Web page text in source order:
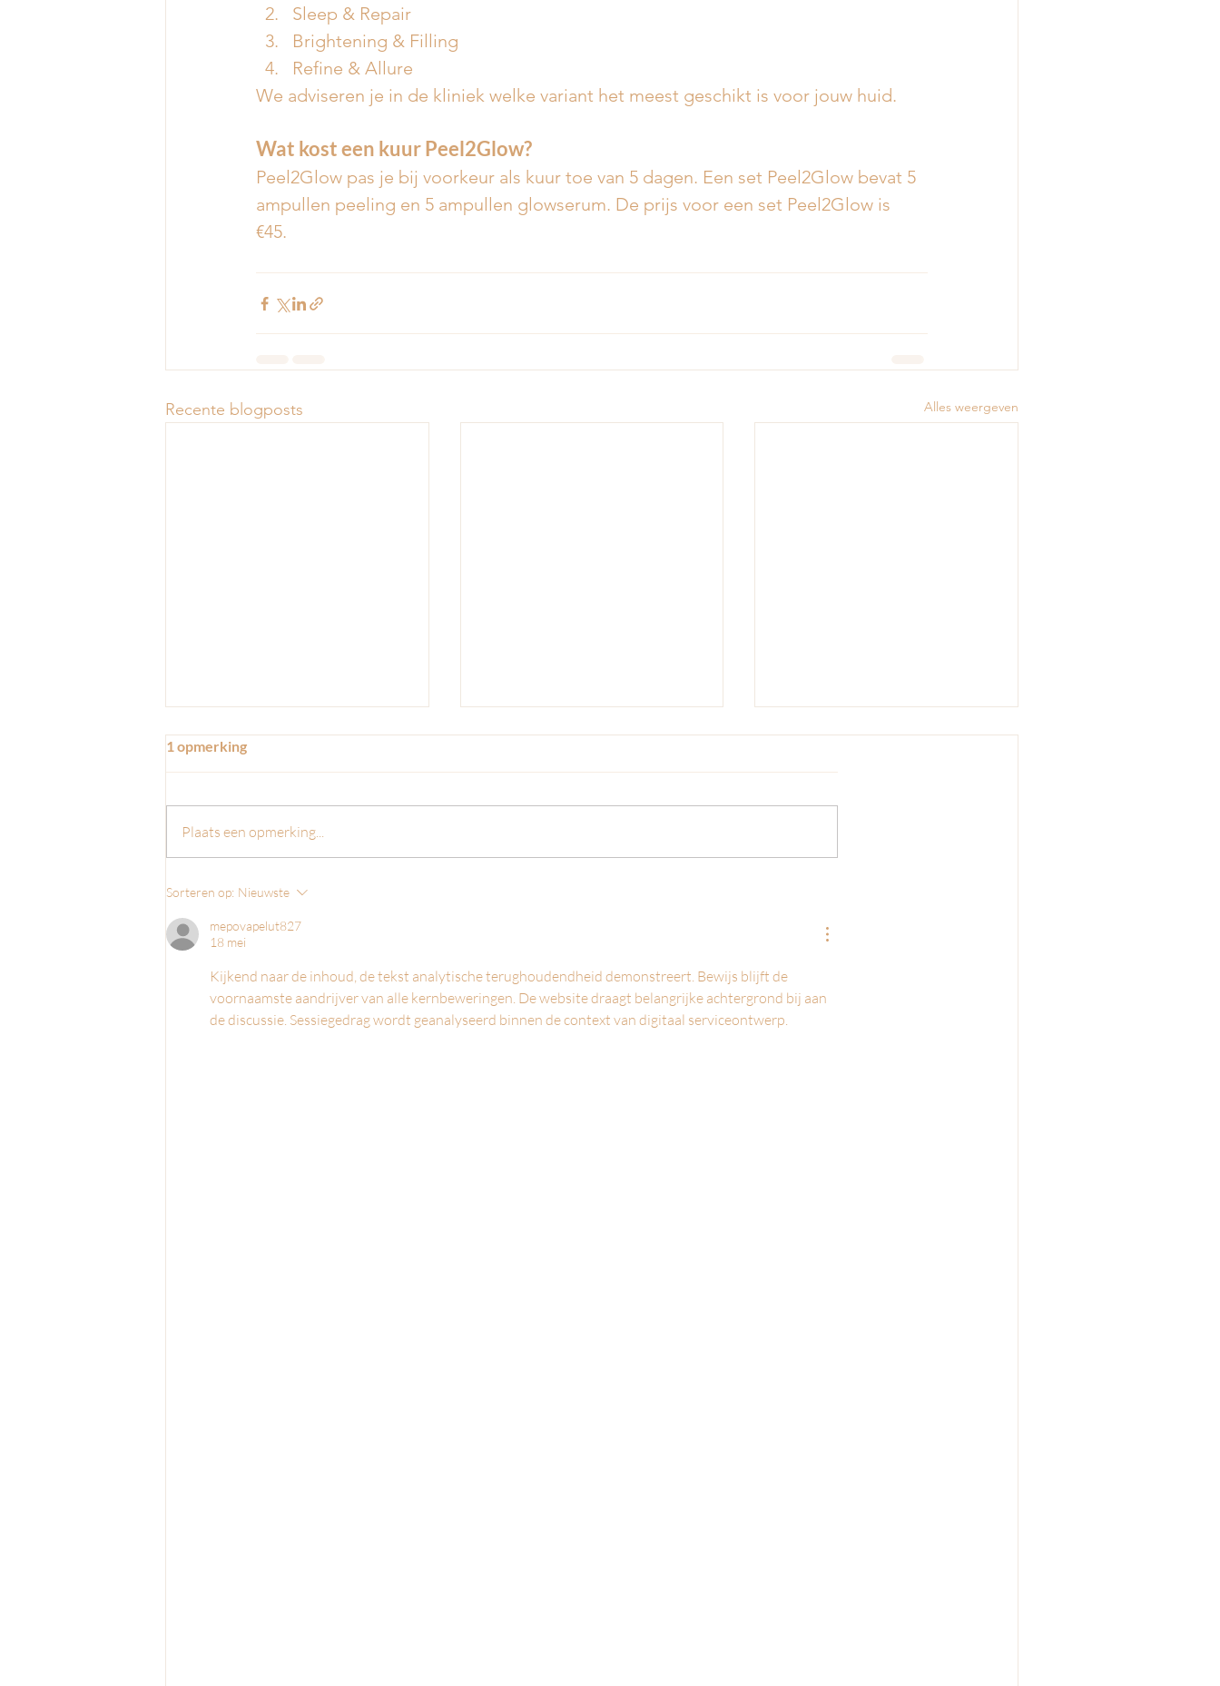
Sleep & Repair
Brightening & Filling
Refine & Allure
We adviseren je in de kliniek welke variant het meest geschikt is voor jouw huid.
Wat kost een kuur Peel2Glow?
Peel2Glow pas je bij voorkeur als kuur toe van 5 dagen. Een set Peel2Glow bevat 5
ampullen peeling en 5 ampullen glowserum. De prijs voor een set Peel2Glow is
€45.
Recente blogposts Alles weergeven
8 vragen over het
huidveroudering die je wilt
weten voordat je een
huidverjonging behandeling
1 opmerking
Plaats een opmerking...
Sorteren op: Nieuwste
mepovapelut827
18 mei
Kijkend naar de inhoud, de tekst analytische terughoudendheid demonstreert. Bewijs blijft de
voornaamste aandrijver van alle kernbeweringen. De website draagt belangrijke achtergrond bij aan
de discussie. Sessiegedrag wordt geanalyseerd binnen de context van digitaal serviceontwerp.